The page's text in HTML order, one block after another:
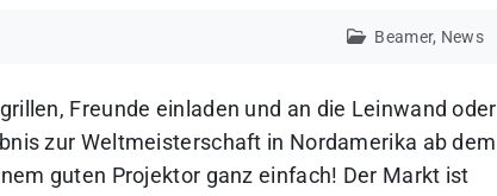
Beamer, News
Freunde einladen und an die Leinwand oder
zur Weltmeisterschaft in Nordamerika ab dem
guten Projektor ganz einfach! Der Markt ist